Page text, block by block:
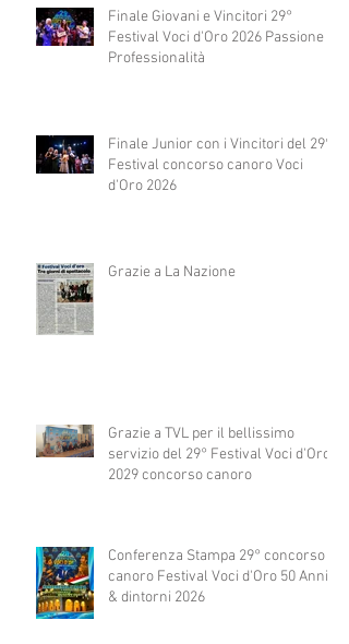
Finale Giovani e Vincitori 29°
Festival Voci d'Oro 2026 Passione e
Professionalità
Finale Junior con i Vincitori del 29°
Festival concorso canoro Voci
d'Oro 2026
Grazie a La Nazione
Grazie a TVL per il bellissimo
servizio del 29° Festival Voci d'Oro
2029 concorso canoro
Conferenza Stampa 29° concorso
canoro Festival Voci d'Oro 50 Anni
& dintorni 2026